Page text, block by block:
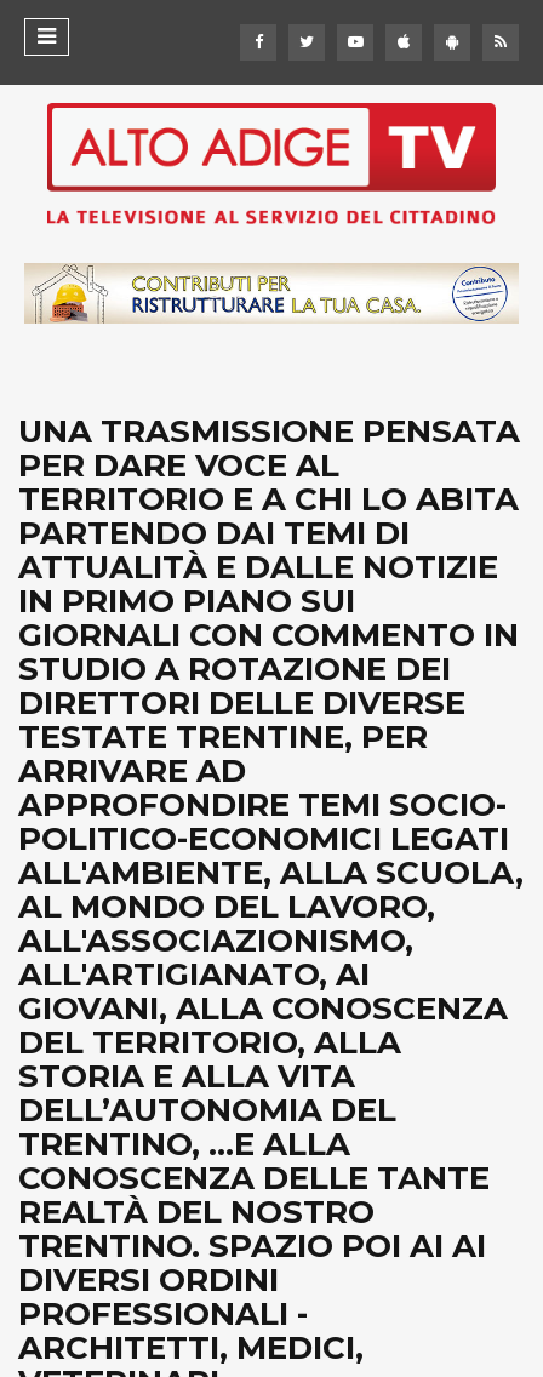
UNA TRASMISSIONE PENSATA
PER DARE VOCE AL
TERRITORIO E A CHI LO ABITA
PARTENDO DAI TEMI DI
ATTUALITÀ E DALLE NOTIZIE
IN PRIMO PIANO SUI
GIORNALI CON COMMENTO IN
STUDIO A ROTAZIONE DEI
DIRETTORI DELLE DIVERSE
TESTATE TRENTINE, PER
ARRIVARE AD
APPROFONDIRE TEMI SOCIO-
POLITICO-ECONOMICI LEGATI
ALL'AMBIENTE, ALLA SCUOLA,
AL MONDO DEL LAVORO,
ALL'ASSOCIAZIONISMO,
ALL'ARTIGIANATO, AI
GIOVANI, ALLA CONOSCENZA
DEL TERRITORIO, ALLA
STORIA E ALLA VITA
DELL’AUTONOMIA DEL
TRENTINO, ...E ALLA
CONOSCENZA DELLE TANTE
REALTÀ DEL NOSTRO
TRENTINO. SPAZIO POI AI AI
DIVERSI ORDINI
PROFESSIONALI -
ARCHITETTI, MEDICI,